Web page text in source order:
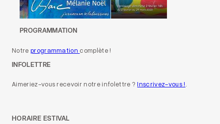
PROGRAMMATION
Notre programmation complète !
INFOLETTRE
Aimeriez-vous recevoir notre infolettre ?Inscrivez-vous !.
HORAIRE ESTIVAL